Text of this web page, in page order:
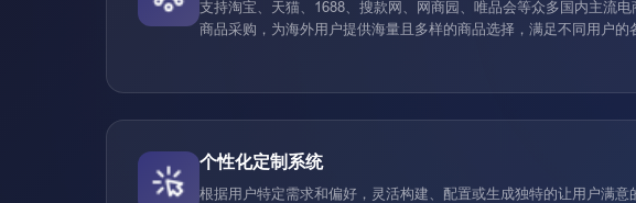
支持淘宝、天猫、1688、搜款网、网商园、唯品会等众多国内主流电
商品采购，为海外用户提供海量且多样的商品选择，满足不同用户的
个性化定制系统
根据用户特定需求和偏好，灵活构建、配置或生成独特的让用户满意